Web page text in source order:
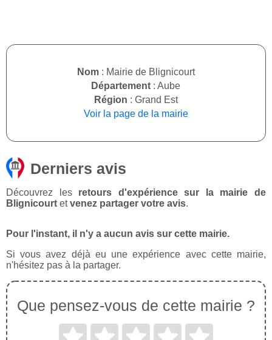
Nom : Mairie de Blignicourt
Département : Aube
Région : Grand Est
Voir la page de la mairie
Derniers avis
Découvrez les retours d'expérience sur la mairie de
Blignicourt etvenez partager votre avis.
Pour l'instant, il n'y a aucun avis sur cette mairie.
Si vous avez déjà eu une expérience avec cette mairie,
n'hésitez pas à la partager.
Que pensez-vous de cette mairie ?